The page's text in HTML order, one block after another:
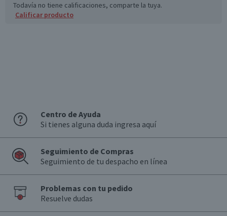
Todavía no tiene calificaciones, comparte la tuya.
Calificar producto
Centro de Ayuda
Si tienes alguna duda ingresa aquí
Seguimiento de Compras
Seguimiento de tu despacho en línea
Problemas con tu pedido
Resuelve dudas